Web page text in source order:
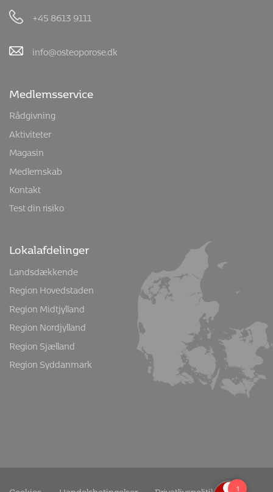
+45 8613 9111
info@osteoporose.dk
Medlemsservice
Rådgivning
Aktiviteter
Magasin
Medlemskab
Kontakt
Test din risiko
Lokalafdelinger
Landsdækkende
Region Hovedstaden
Region Midtjylland
Region Nordjylland
Region Sjælland
Region Syddanmark